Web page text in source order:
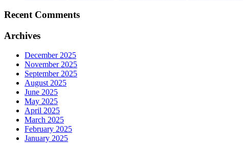
Recent Comments
Archives
December 2025
November 2025
September 2025
August 2025
June 2025
May 2025
April 2025
March 2025
February 2025
January 2025